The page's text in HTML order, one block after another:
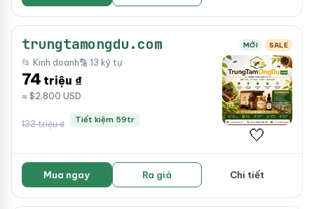
trungtamongdu.com MỚI SALE
📂 Kinh doanh🔡 13 ký tự
74 triệu ₫
≈ $2,800 USD
133 triệu ₫ Tiết kiệm 59tr
🤍
Mua ngay Ra giá Chi tiết